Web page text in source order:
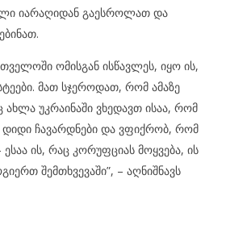
იარაღიდან გაესროლათ და
ომისგან ისწავლეს, იყო ის,
მათ სჯეროდათ, რომ ამაზე
ახლა უკრაინაში ვხედავთ ისაა, რომ
დიდი ჩავარდნები და ვფიქრობ, რომ
ის, რაც კორუფციას მოყვება, ის
შემთხვევაში”, – აღნიშნავს